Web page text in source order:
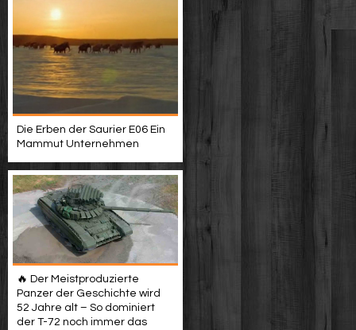
Die Erben der Saurier E06 Ein
Mammut Unternehmen
🔥 Der Meistproduzierte
Panzer der Geschichte wird
52 Jahre alt – So dominiert
der T-72 noch immer das